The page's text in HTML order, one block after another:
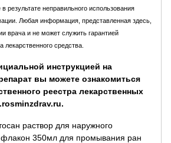
результате неправильного использования
Любая информация, представленная здесь,
врача и не может служить гарантией
средства.
инструкцией на
вы можете ознакомиться
реестра лекарственных
раствор для наружного
350мл для промывания ран